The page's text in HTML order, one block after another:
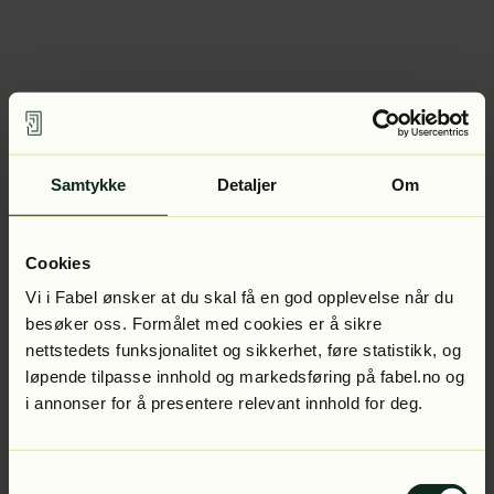
Samtykke Detaljer Om
Cookies
Vi i Fabel ønsker at du skal få en god opplevelse når du
besøker oss. Formålet med cookies er å sikre
nettstedets funksjonalitet og sikkerhet, føre statistikk, og
løpende tilpasse innhold og markedsføring på fabel.no og
i annonser for å presentere relevant innhold for deg.